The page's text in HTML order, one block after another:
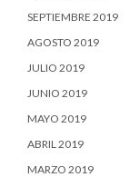
SEPTIEMBRE 2019
AGOSTO 2019
JULIO 2019
JUNIO 2019
MAYO 2019
ABRIL 2019
MARZO 2019